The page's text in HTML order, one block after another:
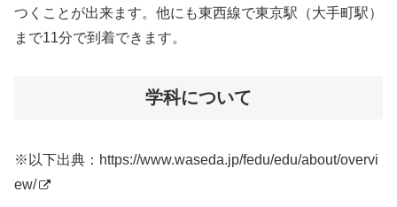
つくことが出来ます。他にも東西線で東京駅（大手町駅）
まで11分で到着できます。
学科について
※以下出典： https://www.waseda.jp/fedu/edu/about/overvi
ew/